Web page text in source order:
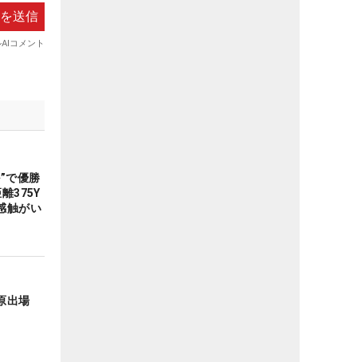
で優勝
375Y
触がい
出場